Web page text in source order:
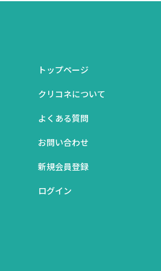
トップページ
クリコネについて
よくある質問
お問い合わせ
新規会員登録
ログイン